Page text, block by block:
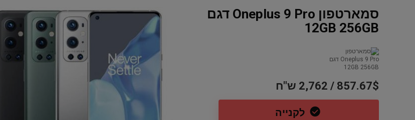
סמארטפון Oneplus 9 Pro דגם
12GB 256GB
857.67$ / 2,762 ש"ח
לקנייה